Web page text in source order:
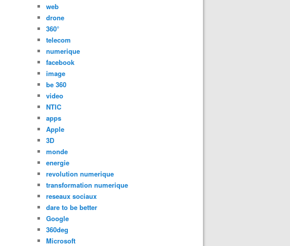
web
drone
360°
telecom
numerique
facebook
image
be 360
video
NTIC
apps
Apple
3D
monde
energie
revolution numerique
transformation numerique
reseaux sociaux
dare to be better
Google
360deg
Microsoft